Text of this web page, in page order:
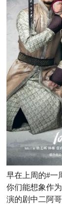
早在上周的#一
你们能想象作
演的剧中二阿